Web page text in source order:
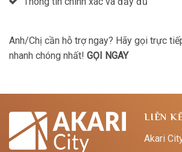
Anh/Chị cần hỗ trợ ngay? Hãy gọi trực
nhanh chóng nhất! GỌI NGAY
LIÊN
Akari